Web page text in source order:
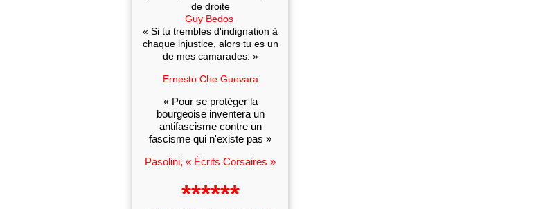
de droite
Guy Bedos
« Si tu trembles d'indignation à
chaque injustice, alors tu es un
de mes camarades. »
Ernesto Che Guevara
« Pour se protéger la
bourgeoise inventera un
antifascisme contre un
fascisme qui n'existe pas »
Pasolini, « Écrits Corsaires »
******